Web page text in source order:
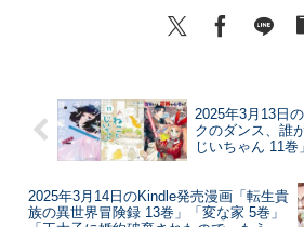
2025年3月13日
クのダンス、誰
じいちゃん 11巻
2025年3月14日のKindle発売漫画「転生貴
族の異世界冒険録 13巻」「変な家 5巻」